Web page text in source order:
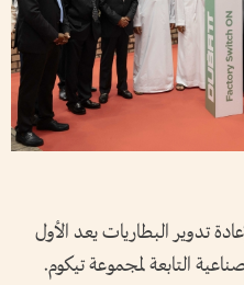
تدوير البطاريات يعد الأول
التابعة لمجموعة تيكوم.